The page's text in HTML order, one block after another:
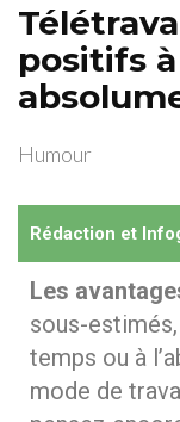
positifs
Humour
Rédaction et
Les
sous-
temps ou à
mode de